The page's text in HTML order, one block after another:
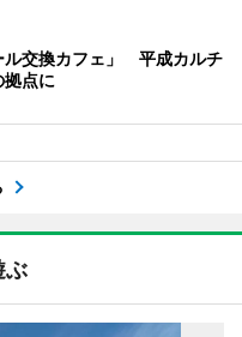
ル交換カフェ」 平成カルチ
拠点に
ぶ